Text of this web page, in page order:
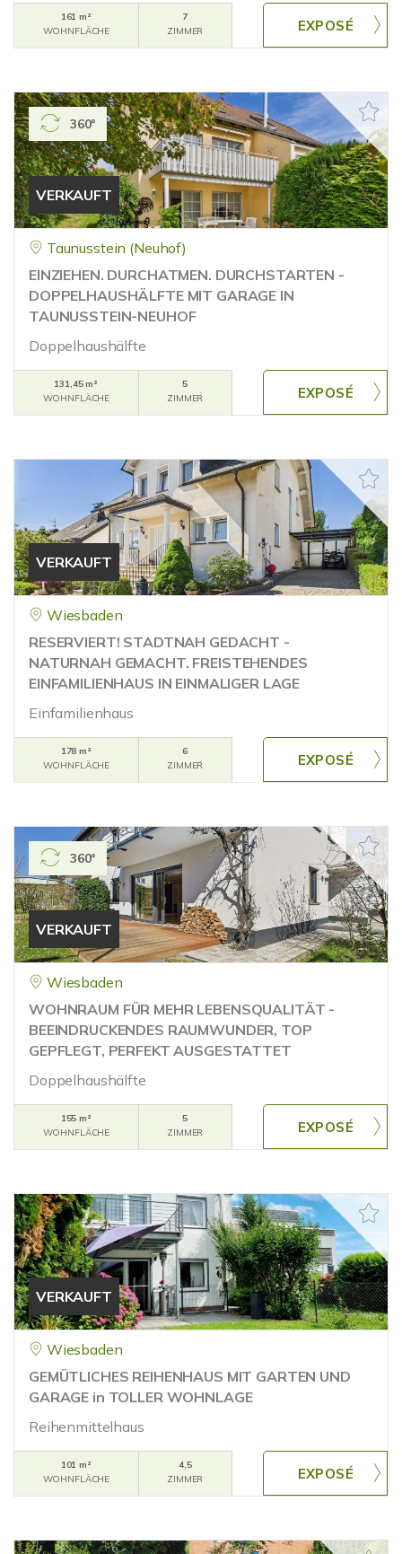
161 m²
WOHNFLÄCHE
7
ZIMMER
VERKAUFT
360°
Taunusstein (Neuhof)
EINZIEHEN. DURCHATMEN. DURCHSTARTEN -
DOPPELHAUSHÄLFTE MIT GARAGE IN
TAUNUSSTEIN-NEUHOF
Doppelhaushälfte
131,45 m²
WOHNFLÄCHE
5
ZIMMER
VERKAUFT
Wiesbaden
RESERVIERT! STADTNAH GEDACHT -
NATURNAH GEMACHT. FREISTEHENDES
EINFAMILIENHAUS IN EINMALIGER LAGE
Einfamilienhaus
178 m²
WOHNFLÄCHE
6
ZIMMER
VERKAUFT
360°
Wiesbaden
WOHNRAUM FÜR MEHR LEBENSQUALITÄT -
BEEINDRUCKENDES RAUMWUNDER, TOP
GEPFLEGT, PERFEKT AUSGESTATTET
Doppelhaushälfte
155 m²
WOHNFLÄCHE
5
ZIMMER
VERKAUFT
Wiesbaden
GEMÜTLICHES REIHENHAUS MIT GARTEN UND
GARAGE in TOLLER WOHNLAGE
Reihenmittelhaus
101 m²
WOHNFLÄCHE
4,5
ZIMMER